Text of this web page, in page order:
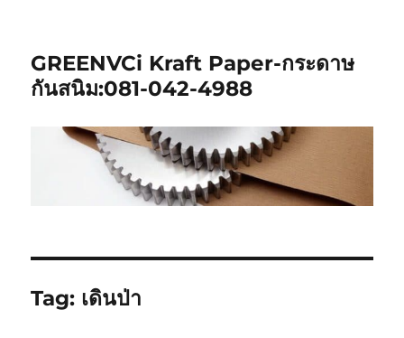
GREENVCi Kraft Paper-กระดาษ
กันสนิม:081-042-4988
Tag: เดินป่า